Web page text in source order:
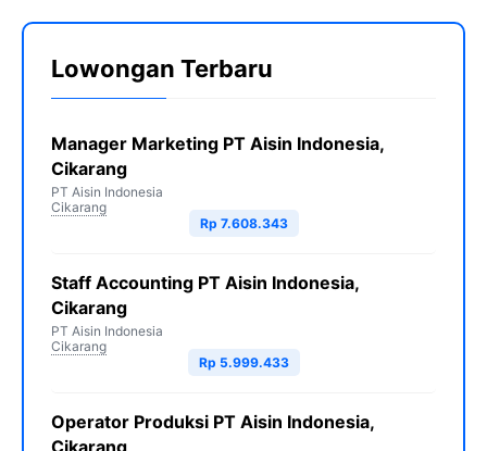
Lowongan Terbaru
Manager Marketing PT Aisin Indonesia,
Cikarang
PT Aisin Indonesia
Cikarang
Rp 7.608.343
Staff Accounting PT Aisin Indonesia,
Cikarang
PT Aisin Indonesia
Cikarang
Rp 5.999.433
Operator Produksi PT Aisin Indonesia,
Cikarang